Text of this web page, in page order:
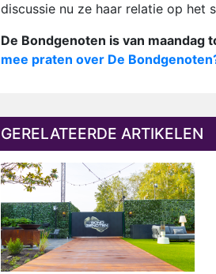
discussie nu ze haar relatie op het
De Bondgenoten is van maandag
mee praten over De
GERELATEERDE ARTIKELEN